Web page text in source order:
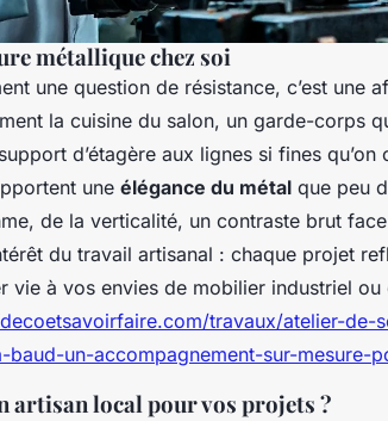
métallique chez soi
une question de résistance, c’est une
la cuisine du salon, un garde-corps
d’étagère aux lignes si fines
une élégance du métal que peu
de la verticalité, un contraste brut
du travail artisanal : chaque projet
vie à vos envies de mobilier industriel ou
travaux/atelier-de-
baud-un-accompagnement-sur-mesure-
local pour vos projets ?